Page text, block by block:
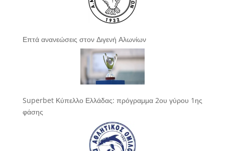
Επτά ανανεώσεις στον Διγενή Αλωνίων
Superbet Κύπελλο Ελλάδας: πρόγραμμα 2ου γύρου 1ης
φάσης